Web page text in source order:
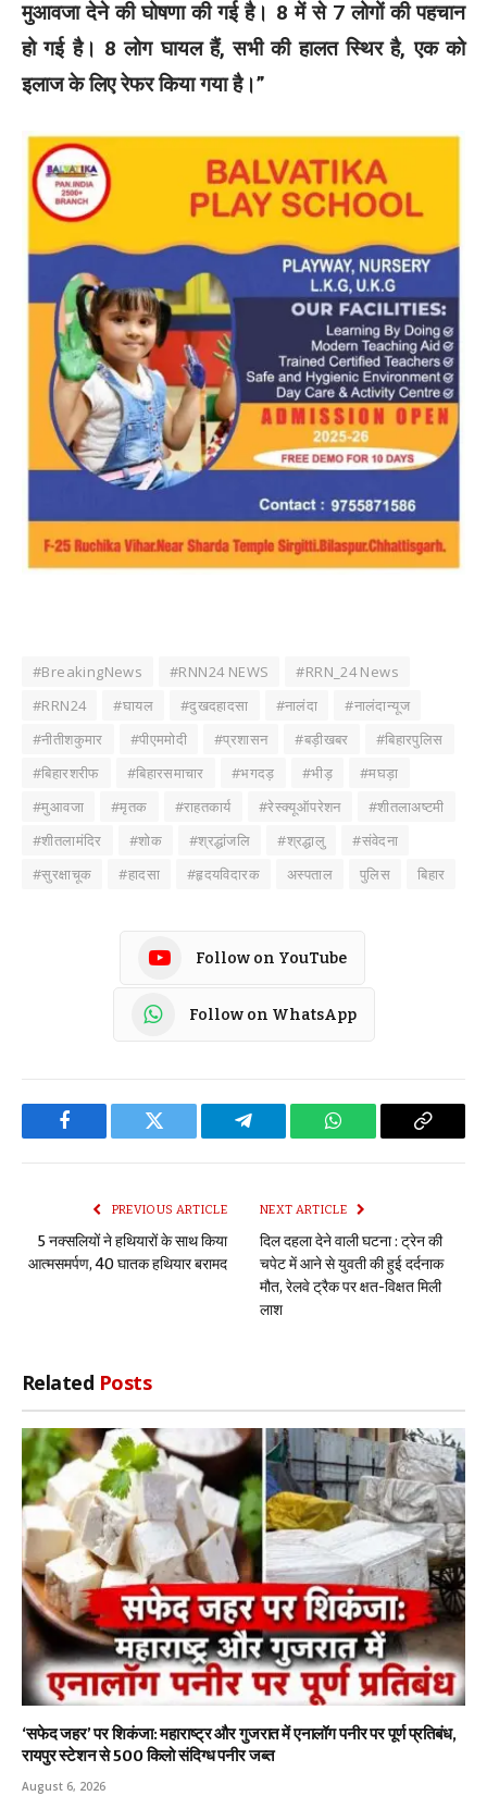
मुआवजा देने की घोषणा की गई है। 8 में से 7 लोगों की पहचान
हो गई है। 8 लोग घायल हैं, सभी की हालत स्थिर है, एक को
इलाज के लिए रेफर किया गया है।”
#BreakingNews #RNN24 NEWS
#RRN_24 News
#RRN24
#घायल #दुखदहादसा #नालंदा
#नालंदान्यूज
#नीतीशकुमार
#पीएममोदी #प्रशासन #बड़ीखबर
#बिहारपुलिस
#बिहारशरीफ
#बिहारसमाचार #भगदड़ #भीड़
#मघड़ा
#मुआवजा
#मृतक #राहतकार्य #रेस्क्यूऑपरेशन
#शीतलाअष्टमी
#शीतलामंदिर
#शोक #श्रद्धांजलि #श्रद्धालु
#संवेदना
#सुरक्षाचूक
#हादसा #हृदयविदारक अस्पताल पुलिस बिहार
Follow on YouTube
Follow on WhatsApp
Facebook Twitter Telegram WhatsApp Copy
PREVIOUS ARTICLE
5 नक्सलियों ने हथियारों के साथ किया
आत्मसमर्पण, 40 घातक हथियार बरामद
NEXT ARTICLE
दिल दहला देने वाली घटना : ट्रेन की
चपेट में आने से युवती की हुई दर्दनाक
मौत, रेलवे ट्रैक पर क्षत-विक्षत मिली
लाश
Related Posts
‘सफेद जहर’ पर शिकंजा: महाराष्ट्र और गुजरात में एनालॉग पनीर पर पूर्ण प्रतिबंध,
रायपुर स्टेशन से 500 किलो संदिग्ध पनीर जब्त
August 6, 2026